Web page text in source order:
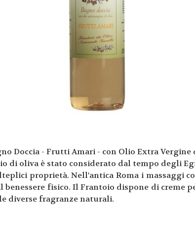
Doccia - Frutti Amari - con Olio Extra Vergine
di oliva è stato considerato dal tempo degli
proprietà. Nell'antica Roma i massaggi
benessere fisico. Il Frantoio dispone di creme
diverse fragranze naturali.